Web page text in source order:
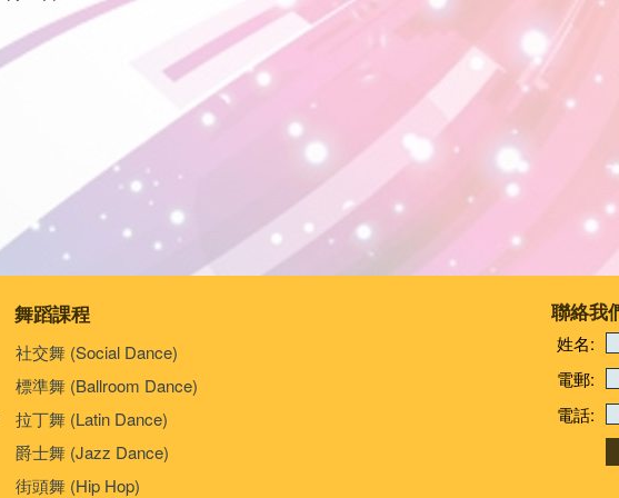
舞蹈課程
社交舞 (Social Dance)
標準舞 (Ballroom Dance)
拉丁舞 (Latin Dance)
爵士舞 (Jazz Dance)
街頭舞 (Hip Hop)
聯絡我
姓名:
電郵:
電話: